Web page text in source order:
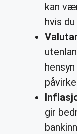
kan
hvis
gir